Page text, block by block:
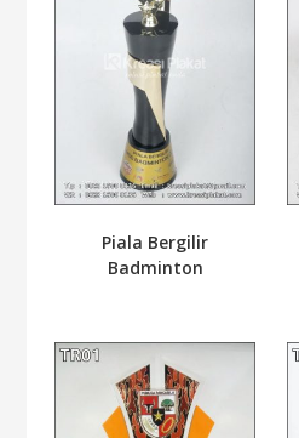
Piala Bergilir
Badminton